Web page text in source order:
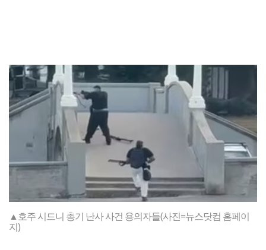
▲호주 시드니 총기 난사 사건 용의자들(사진=뉴스닷컴 홈페이
지)